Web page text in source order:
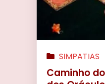
SIMPATIAS
Caminho